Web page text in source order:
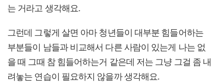
는 거라고 생각해요.
그런데 그렇게 살면 아마 청년들이 대부분 힘들어하는
부분들이 남들과 비교해서 다른 사람이 있는게 나는 없
을 때 그때 참 힘들어하는거 같은데 저는 그냥 그걸 좀 내
려놓는 연습이 필요하지 않을까 생각해요.